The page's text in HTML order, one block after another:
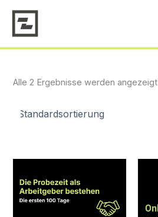
Inhalt
springen
Alle 2 Ergebnisse werden angezeigt